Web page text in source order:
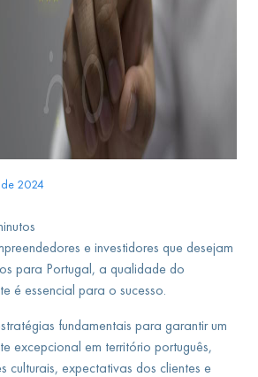
2024
e investidores que desejam
para Portugal, a qualidade do
é essencial para o sucesso.
fundamentais para garantir um
excepcional em território português,
culturais, expectativas dos clientes e